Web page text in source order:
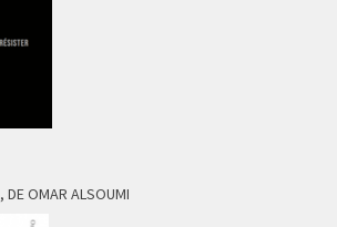
DE OMAR ALSOUMI